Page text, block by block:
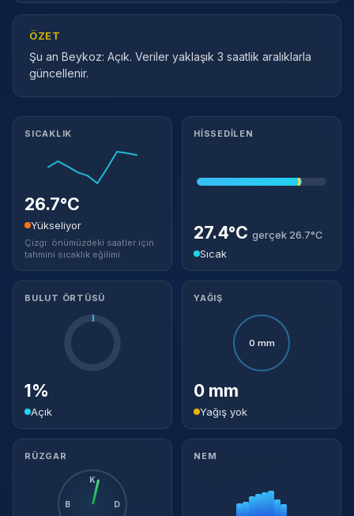
ÖZET
Şu an Beykoz: Açık. Veriler yaklaşık 3 saatlik aralıklarla
güncellenir.
Meteorolojik ayrıntılar
SICAKLIK
26.7°C
Yükseliyor
Çizgi: önümüzdeki saatler için
tahmini sıcaklık eğilimi.
HISSEDILEN
27.4°C gerçek 26.7°C
Sıcak
BULUT ÖRTÜSÜ
1%
Açık
YAĞIŞ
0 mm
0 mm
Yağış yok
RÜZGAR
K
D
B
NEM